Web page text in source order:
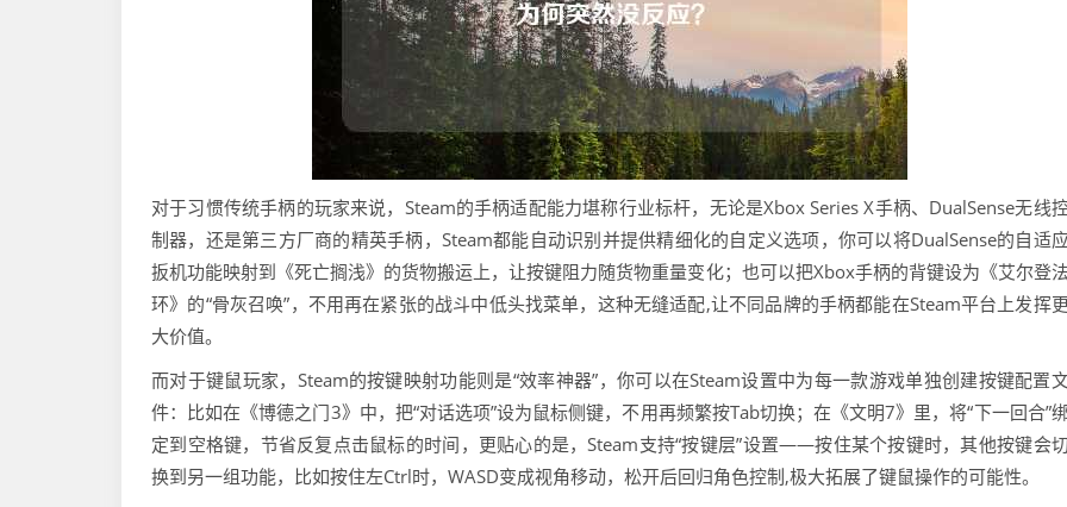
对于习惯传统手柄的玩家来说，Steam的手柄适配能力堪称行业标杆，无论是Xbox Series X手柄、DualSense无线
制器，还是第三方厂商的精英手柄，Steam都能自动识别并提供精细化的自定义选项，你可以将DualSense的自适应
扳机功能映射到《死亡搁浅》的货物搬运上，让按键阻力随货物重量变化；也可以把Xbox手柄的背键设为《艾尔登法
环》的“骨灰召唤”，不用再在紧张的战斗中低头找菜单，这种无缝适配,让不同品牌的手柄都能在Steam平台上发挥更
大价值。
而对于键鼠玩家，Steam的按键映射功能则是“效率神器”，你可以在Steam设置中为每一款游戏单独创建按键配置
件：比如在《博德之门3》中，把“对话选项”设为鼠标侧键，不用再频繁按Tab切换；在《文明7》里，将“下一回合”
定到空格键，节省反复点击鼠标的时间，更贴心的是，Steam支持“按键层”设置——按住某个按键时，其他按键会切
换到另一组功能，比如按住左Ctrl时，WASD变成视角移动，松开后回归角色控制,极大拓展了键鼠操作的可能性。